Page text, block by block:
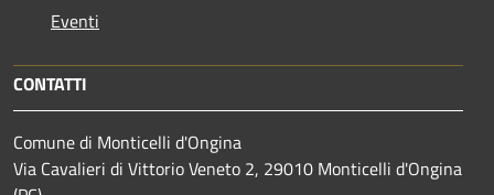
Eventi
CONTATTI
Comune di Monticelli d'Ongina
Via Cavalieri di Vittorio Veneto 2, 29010 Monticelli d'Ongina